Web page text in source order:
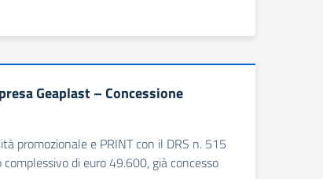
Geaplast – Concessione
promozionale e PRINT con il DRS n. 515
di euro 49.600, già concesso